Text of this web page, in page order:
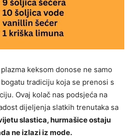
keksom donose ne samo
tradiciju koja se prenosi s
Ovaj kolač nas podsjeća na
dijeljenja slatkih trenutaka sa
slastica, hurmašice ostaju
ne izlazi iz mode.